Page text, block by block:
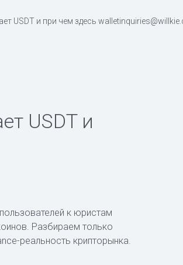
USDT и при чем здесь
USDT и
к юристам
Разбираем только
реальность крипторынка.